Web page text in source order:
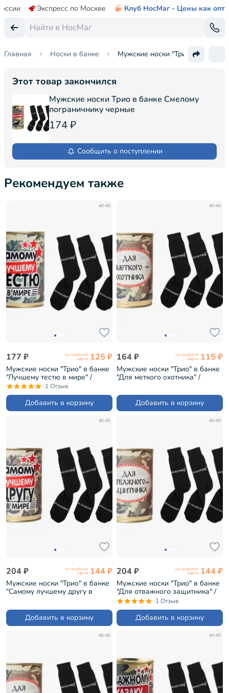
Экспресс по Москве Клуб НосМаг - Цены как опт
Главная Носки в банке Мужские носки "Трио" в банке
Этот товар закончился
Мужские носки Трио в банке Смелому
пограничнику черные
174 ₽
Сообщить о поступлении
Рекомендуем также
40-45
177 ₽ по клубной
карте 125 ₽
Мужские носки "Трио" в банке
"Лучшему тестю в мире" /
черные (1БАН_7я)
1 Отзыв
Добавить в корзину
40-45
164 ₽ по клубной
карте 115 ₽
Мужские носки "Трио" в банке
"Для меткого охотника" /
Добавить в корзину
40-45
204 ₽ по клубной
карте 144 ₽
Мужские носки "Трио" в банке
"Самому лучшему другу в
Добавить в корзину
40-45
204 ₽ по клубной
карте 144 ₽
Мужские носки "Трио" в банке
"Для отважного защитника" /
черные (1БАН_Др)
1 Отзыв
Добавить в корзину
40-45 40-45